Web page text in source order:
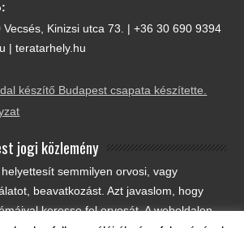
Vecsés, Kinizsi utca 73. | +36 30 690 9394
| teratarhely.hu
készítő Budapest csapata készítette.
jogi közlemény
semmilyen orvosi, vagy
beavatkozást. Azt javaslom, hogy
keresse fel orvosát. A weboldalon